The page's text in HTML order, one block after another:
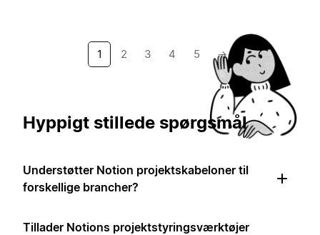
1 2 3 4 5 →
Hyppigt stillede spørgsmål
Understøtter Notion projektskabeloner til
forskellige brancher?
Tillader Notions projektstyringsværktøjer